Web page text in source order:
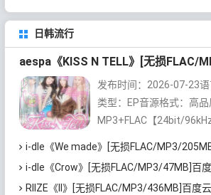
日韩流行
发布时间：2026-07-23
类型：EP音源格式：高品
MP3+FLAC【24bit/
【https://wusunk.com...
i-dle《We made》[无损FLAC/MP3/
i-dle《Crow》[无损FLAC/MP3/47MB]百
RIIZE《II》[无损FLAC/MP3/436MB]百度